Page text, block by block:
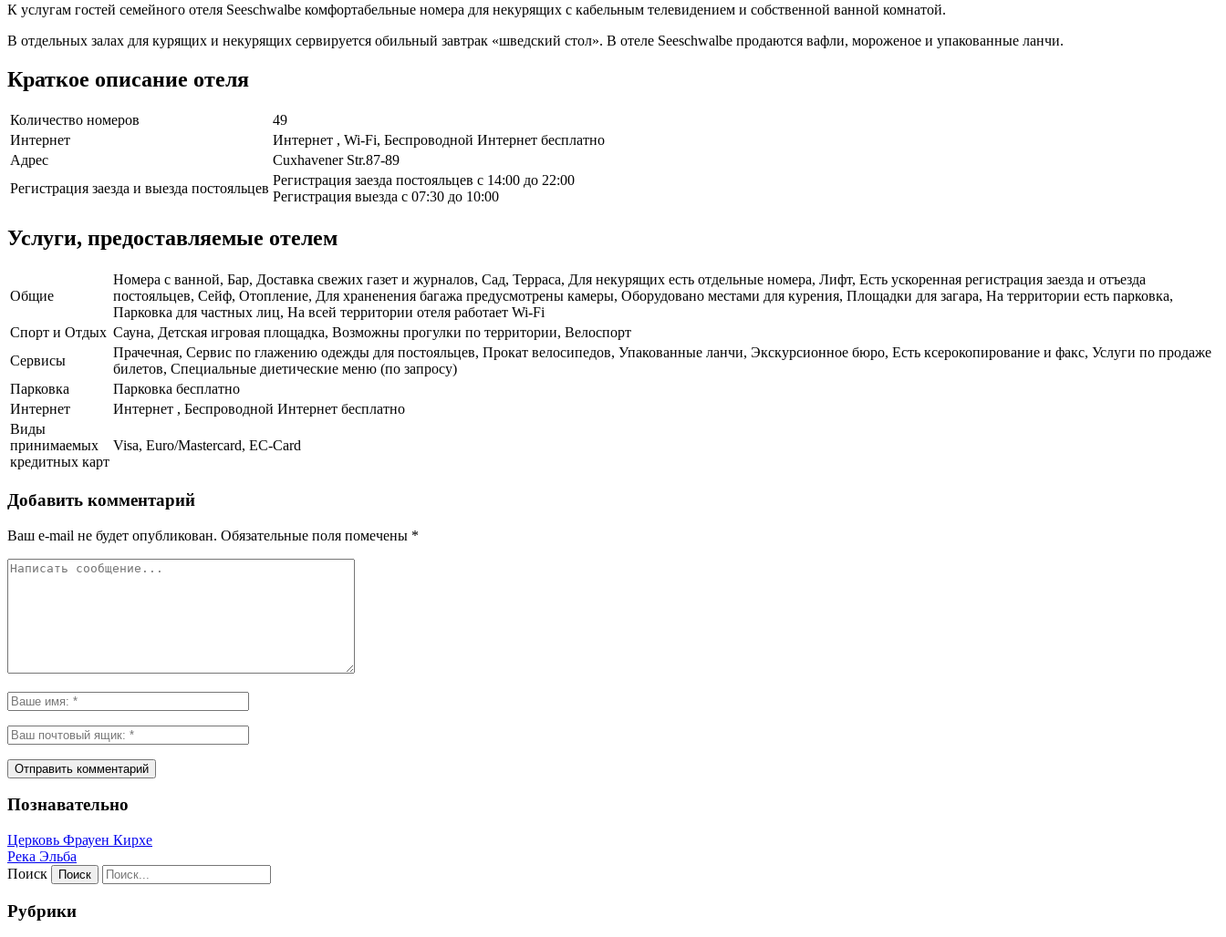
К услугам гостей семейного отеля Seeschwalbe комфортабельные номера для некурящих с кабельным телевидением и собственной ванной комнатой.
В отдельных залах для курящих и некурящих сервируется обильный завтрак «шведский стол». В отеле Seeschwalbe продаются вафли, мороженое и упакованные ланчи.
Краткое описание отеля
Количество номеров
49
Интернет
Интернет , Wi-Fi, Беспроводной Интернет бесплатно
Адрес
Cuxhavener Str.87-89
Регистрация заезда и выезда постояльцев
Регистрация заезда постояльцев с 14:00 до 22:00
Регистрация выезда с 07:30 до 10:00
Услуги, предоставляемые отелем
Общие
Номера с ванной, Бар, Доставка свежих газет и журналов, Сад, Терраса, Для некурящих есть отдельные номера, Лифт, Есть ускоренная регистрация заезда и отъезда
постояльцев, Сейф, Отопление, Для храненения багажа предусмотрены камеры, Оборудовано местами для курения, Площадки для загара, На территории есть парковка,
Парковка для частных лиц, На всей территории отеля работает Wi-Fi
Спорт и Отдых Сауна, Детская игровая площадка, Возможны прогулки по территории, Велоспорт
Сервисы
Прачечная, Сервис по глажению одежды для постояльцев, Прокат велосипедов, Упакованные ланчи, Экскурсионное бюро, Есть ксерокопирование и факс, Услуги по продаже
билетов, Специальные диетические меню (по запросу)
Парковка
Парковка бесплатно
Интернет
Интернет , Беспроводной Интернет бесплатно
Виды
принимаемых
кредитных карт
Visa, Euro/Mastercard, EC-Card
Добавить комментарий
Ваш e-mail не будет опубликован. Обязательные поля помечены *
Познавательно
Церковь Фрауен Кирхе
Река Эльба
Поиск
Рубрики